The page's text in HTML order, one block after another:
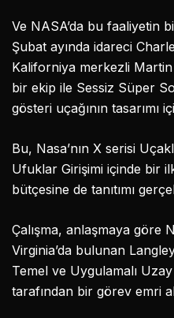
Ve NASA’da bu faaliyetin
Şubat ayında idareci
Kaliforniya merkezli
bir ekip ile Sessiz Süper
gösteri uçağının tasarımı
Bu, Nasa’nın X serisi
Ufuklar Girişimi içinde bir
bütçesine de tanıtımı
Çalışma, anlaşmaya göre
Virginia’da bulunan
Temel ve Uygulamalı
tarafından bir görev emri